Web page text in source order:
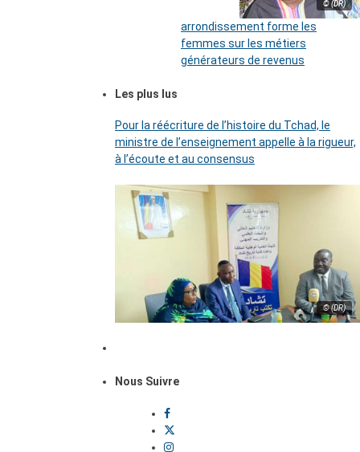
© (DR)
arrondissement forme les
femmes sur les métiers
générateurs de revenus
Les plus lus
Pour la réécriture de l’histoire du Tchad, le
ministre de l’enseignement appelle à la rigueur,
à l’écoute et au consensus
© (DR)
Nous Suivre